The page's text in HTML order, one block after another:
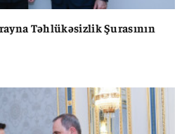
Təhlükəsizlik Şurasının